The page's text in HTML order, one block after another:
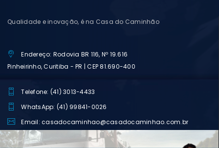
Qualidade e inovação, é na Casa do Caminhão
Endereço: Rodovia BR 116, Nº 19.616
Pinheirinho, Curitiba - PR | CEP 81.690-400
Telefone: (41) 3013-4433
WhatsApp: (41) 99841-0026
Email: casadocaminhao@casadocaminhao.com.br